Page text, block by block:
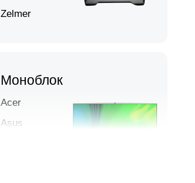
Zelmer
Моноблок
Acer
Asus